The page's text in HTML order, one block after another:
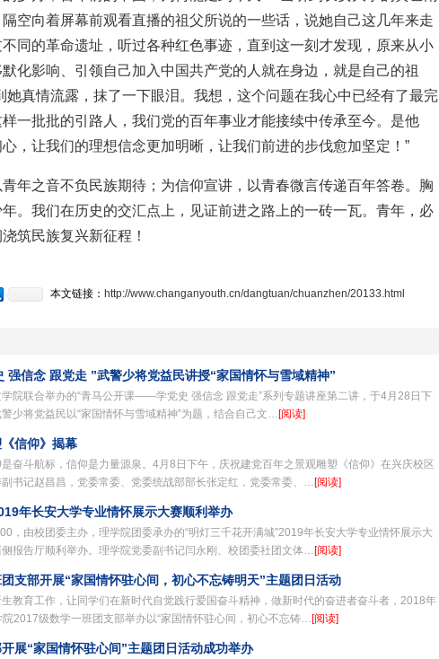
空向着屏幕前观看直播的祖父所说的一些话，说她自己这几年来走
同的革命遗址，听过各种红色事迹，直到这一刻才发现，原来从小
化影响、引领自己加入中国共产党的人就在身边，就是自己的祖
她真情流露，抹了一下眼泪。我想，这个问题在我心中已经有了最完
一批批的引路人，我们党的百年事业才能接续中传承至今。是他
，让我们的理想信念更加明晰，让我们前进的步伐愈加坚定！”
年之音不负民族期待；为信仰宣讲，以青春微言传递百年答卷。胸
。我们在历史的交汇点上，见证前进之路上的一砖一瓦。青年，必
筑民族复兴新征程！
本文链接： http://www.changanyouth.cn/dangtuan/chuanzhen/20133.html
信念 跟党走 ”武警少将党益民讲授“家国情怀与雪域精神”
院联合举办的“青马公开课——学党史 强信念 跟党走”系列专题讲座第二讲，于4月28日下
少将党益民以“家国情怀与雪域精神”为题，结合自己文…[阅读]
信仰》揭幕
奋斗航标，信仰是力量源泉。4月8日下午，庆祝建党百年之景观雕塑《信仰》在兴庆校区
书记赵昌昌，党委常委、党委统战部部长张定红，党委常委、…[阅读]
年长安大学专业情怀展示大赛顺利举办
，由校团委主办，理学院团委承办的“明灯三千花开满城”2019年长安大学专业情怀展示大
报告厅顺利举办。理学院党委副书记闫永刚、校团委社团文体…[阅读]
支部开展“家国情怀驻心间，初心不忘铸明天”主题团日活动
教育工作，让同学们在新时代自觉践行爱国奋斗精神，做新时代的奋进者奋斗者，2018年
2017级数学一班团支部举办以“家国情怀驻心间，初心不忘铸…[阅读]
展“家国情怀驻心间”主题团日活动成功举办